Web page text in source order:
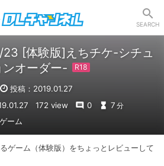
SEARCH
[体験版]えちチケ-シチュ
ンオーダー-
投稿：2019.01.27
172 view 0 7 分
ゲーム
ゲーム（体験版）をちょっとレビューして